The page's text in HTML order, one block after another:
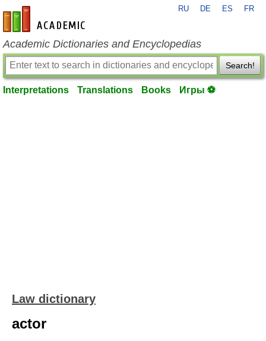
en-academic.com
RU DE ES FR
Academic Dictionaries and Encyclopedias
Search!
Interpretations Translations Books Игры ⚽
Law dictionary
actor